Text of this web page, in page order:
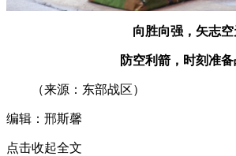
向胜向强，矢志空
防空利箭，时刻准
（来源：东部战区）
编辑：邢斯馨
点击收起全文